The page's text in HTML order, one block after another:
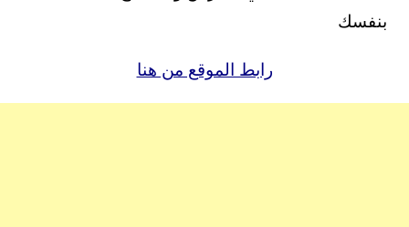
بنفسك
رابط الموقع من هنا